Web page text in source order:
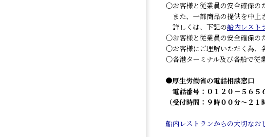
〇お客様と従業員の安全確保の
また、一部商品の提供を中止
詳しくは、下記の船内レスト
○お客様と従業員の安全確保の
○お客様にご理解いただく為、
○各港ターミナル及び各船で従
●厚生労働省の電話相談窓口
電話番号：０１２０－５６５
（受付時間：９時００分～２１
船内レストランからの大切なお